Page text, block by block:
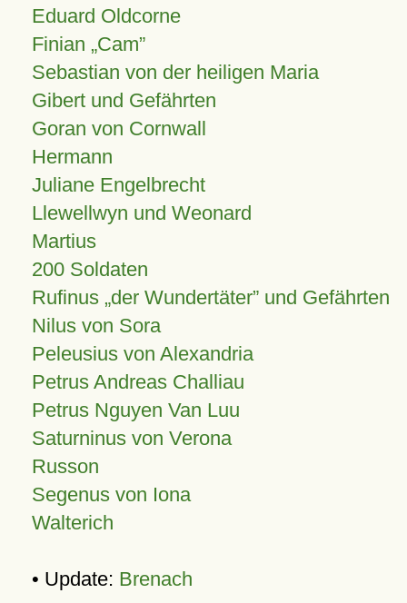
Eduard Oldcorne
Finian Cam
Sebastian von der heiligen Maria
Gibert und Gefährten
Goran von Cornwall
Hermann
Juliane Engelbrecht
Llewellwyn und Weonard
Martius
200 Soldaten
Rufinus „der Wundertäter” und Gefährten
Nilus von Sora
Peleusius von Alexandria
Petrus Andreas Challiau
Petrus Nguyen Van Luu
Saturninus von Verona
Russon
Segenus von Iona
Walterich
• Update: Brenach